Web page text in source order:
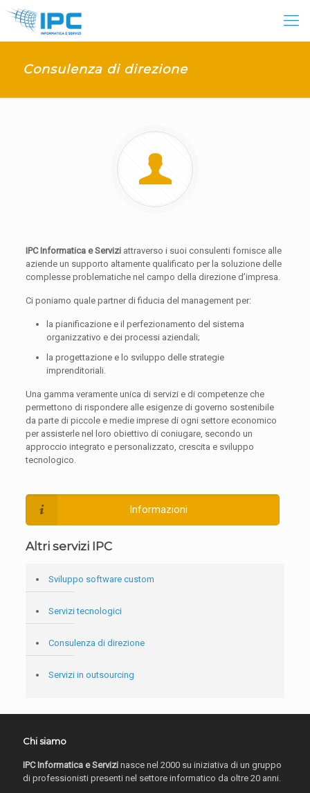
Consulenza di direzione
IPC Informatica e Servizi attraverso i suoi consulenti fornisce alle
aziende un supporto altamente qualificato per la soluzione delle
complesse problematiche nel campo della direzione d’impresa.
Ci poniamo quale partner di fiducia del management per:
la pianificazione e il perfezionamento del sistema
organizzativo e dei processi aziendali;
la progettazione e lo sviluppo delle strategie
imprenditoriali.
Una gamma veramente unica di servizi e di competenze che
permettono di rispondere alle esigenze di governo sostenibile
da parte di piccole e medie imprese di ogni settore economico
per assisterle nel loro obiettivo di coniugare, secondo un
approccio integrato e personalizzato, crescita e sviluppo
tecnologico.
Informazioni
Altri servizi IPC
Sviluppo software custom
Servizi tecnologici
Consulenza di direzione
Servizi in outsourcing
Chi siamo
IPC Informatica e Servizi nasce nel 2000 su iniziativa di un gruppo
di professionisti presenti nel settore informatico da oltre 20 anni.